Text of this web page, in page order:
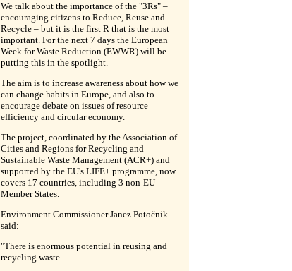
We talk about the importance of the "3Rs" –
encouraging citizens to Reduce, Reuse and
Recycle – but it is the first R that is the most
important. For the next 7 days the European
Week for Waste Reduction (EWWR) will be
putting this in the spotlight.
The aim is to increase awareness about how we
can change habits in Europe, and also to
encourage debate on issues of resource
efficiency and circular economy.
The project, coordinated by the Association of
Cities and Regions for Recycling and
Sustainable Waste Management (ACR+) and
supported by the EU's LIFE+ programme, now
covers 17 countries, including 3 non-EU
Member States.
Environment Commissioner Janez Potočnik
said:
"There is enormous potential in reusing and
recycling waste.